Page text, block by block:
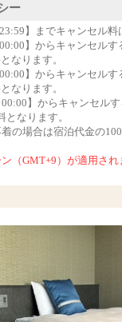
ー
】までキャンセル料
】からキャンセルす
なります。
】からキャンセルす
なります。
】からキャンセルす
となります。
の場合は宿泊代金の
（GMT+9）が適用され